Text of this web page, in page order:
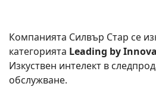
Компанията Силвър Стар се
категорията Leading by
Изкуствен интелект в
обслужване.